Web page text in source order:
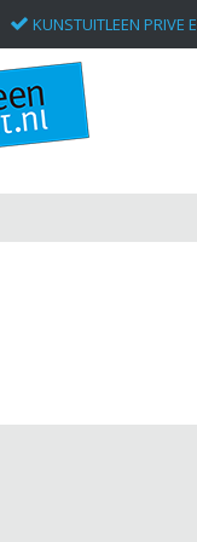
KUNSTUITLEEN PRIVE